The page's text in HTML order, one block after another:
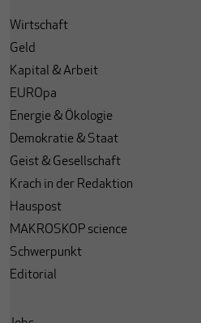
Wirtschaft
Geld
Kapital & Arbeit
EUROpa
Energie & Ökologie
Demokratie & Staat
Geist & Gesellschaft
Krach in der Redaktion
Hauspost
MAKROSKOP science
Schwerpunkt
Editorial